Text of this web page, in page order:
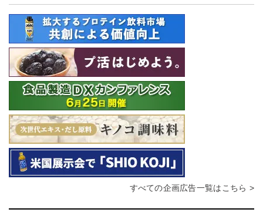
すべての企画広告一覧はこちら >